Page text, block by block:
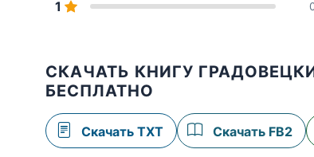
1
СКАЧАТЬ КНИГУ
БЕСПЛАТНО
Скачать TXT Скачать FB2